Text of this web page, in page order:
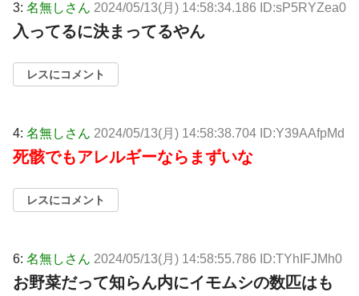
3: 名無しさん 2024/05/13(月) 14:58:34.186 ID:sP5RYZea0
入ってるに決まってるやん
レスにコメント
4: 名無しさん 2024/05/13(月) 14:58:38.704 ID:Y39AAfpMd
死骸でもアレルギーならまずいな
レスにコメント
6: 名無しさん 2024/05/13(月) 14:58:55.786 ID:TYhIFJMh0
お野菜だって知らん内にイモムシの数匹はも